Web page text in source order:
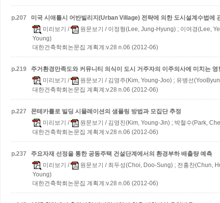
p.207
미국 시애틀시 어반빌리지(Urban Village) 전략에 의한 도시설계수법에
미리보기 / 원문보기 / 이정형(Lee, Jung-Hyung) ; 이여경(Lee,
Young)
대한건축학회논문집 계획계:v.28 n.06 (2012-06)
p.219
주거환경만족도와 커뮤니티 의식이 도시 거주자의 이주의사에 미치는
미리보기 / 원문보기 / 김영주(Kim, Young-Joo) ; 유병선
대한건축학회논문집 계획계:v.28 n.06 (2012-06)
p.227
몬테카를로 빌딩 시뮬레이션의 샘플링 방법과 모집단 추정
미리보기 / 원문보기 / 김영진(Kim, Young-Jin) ; 박철수(Park,
대한건축학회논문집 계획계:v.28 n.06 (2012-06)
p.237
주요자재 선정을 통한 공동주택 건설단계에서의 환경부하 배출량 예측
미리보기 / 원문보기 / 최두성(Choi, Doo-Sung) ; 전흥찬(Chun,
Young)
대한건축학회논문집 계획계:v.28 n.06 (2012-06)